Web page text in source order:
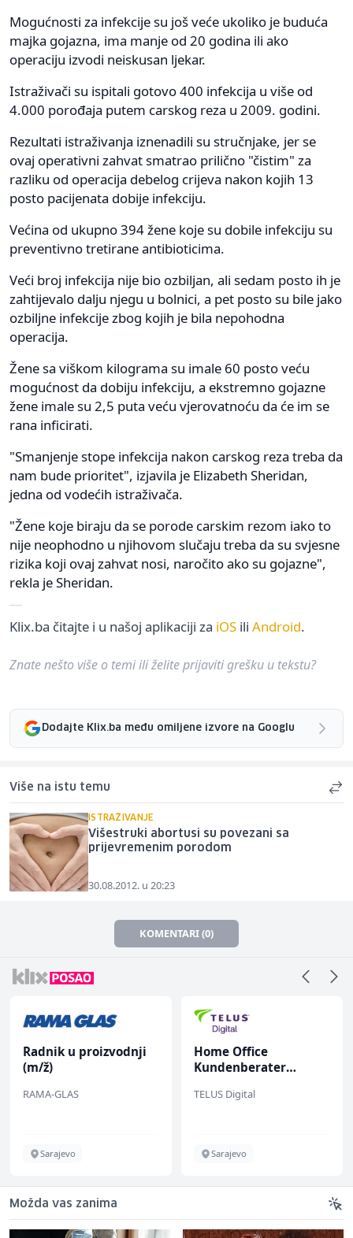
Mogućnosti za infekcije su još veće ukoliko je buduća
majka gojazna, ima manje od 20 godina ili ako
operaciju izvodi neiskusan ljekar.
Istraživači su ispitali gotovo 400 infekcija u više od
4.000 porođaja putem carskog reza u 2009. godini.
Rezultati istraživanja iznenadili su stručnjake, jer se
ovaj operativni zahvat smatrao prilično "čistim" za
razliku od operacija debelog crijeva nakon kojih 13
posto pacijenata dobije infekciju.
Većina od ukupno 394 žene koje su dobile infekciju su
preventivno tretirane antibioticima.
Veći broj infekcija nije bio ozbiljan, ali sedam posto ih je
zahtijevalo dalju njegu u bolnici, a pet posto su bile jako
ozbiljne infekcije zbog kojih je bila nepohodna
operacija.
Žene sa viškom kilograma su imale 60 posto veću
mogućnost da dobiju infekciju, a ekstremno gojazne
žene imale su 2,5 puta veću vjerovatnoću da će im se
rana inficirati.
"Smanjenje stope infekcija nakon carskog reza treba da
nam bude prioritet", izjavila je Elizabeth Sheridan,
jedna od vodećih istraživača.
"Žene koje biraju da se porode carskim rezom iako to
nije neophodno u njihovom slučaju treba da su svjesne
rizika koji ovaj zahvat nosi, naročito ako su gojazne",
rekla je Sheridan.
Klix.ba čitajte i u našoj aplikaciji za iOS ili Android.
Znate nešto više o temi ili želite prijaviti grešku u tekstu?
Dodajte Klix.ba među omiljene izvore na Googlu
Više na istu temu
ISTRAŽIVANJE
Višestruki abortusi su povezani sa
prijevremenim porodom
30.08.2012. u 20:23
KOMENTARI (0)
Radnik u proizvodnji
(m/ž)
RAMA-GLAS
Sarajevo
Home Office
Kundenberater
TELUS Digital
Sarajevo
Možda vas zanima